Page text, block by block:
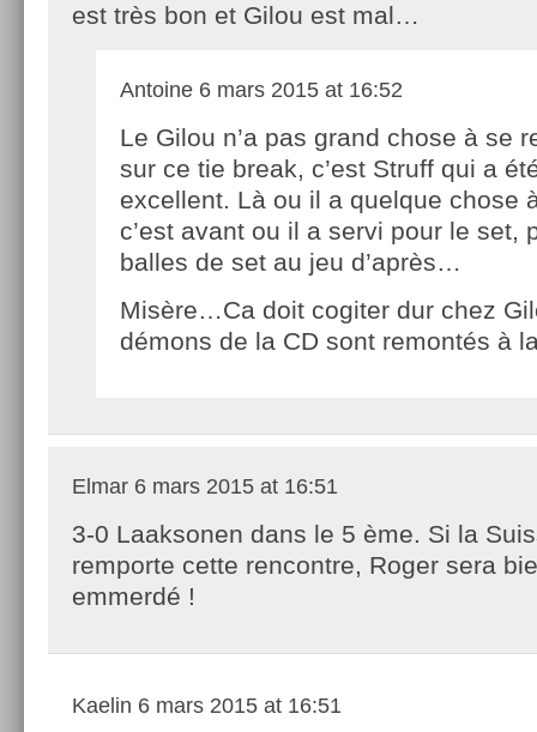
est très bon et Gilou est mal…
Antoine 6 mars 2015 at 16:52
Le Gilou n’a pas grand chose à se
sur ce tie break, c’est Struff qui a
excellent. Là ou il a quelque chose
c’est avant ou il a servi pour le set,
balles de set au jeu d’après…
Misère…Ca doit cogiter dur chez
démons de la CD sont remontés à
Elmar 6 mars 2015 at 16:51
3-0 Laaksonen dans le 5 ème. Si la
remporte cette rencontre, Roger sera
emmerdé !
Kaelin 6 mars 2015 at 16:51